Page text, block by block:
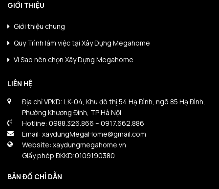
GIỚI THIỆU
Giới thiệu chung
Quy Trình làm việc tại Xây Dựng Megahome
Vì Sao nên chọn Xây Dựng Megahome
LIÊN HỆ
Địa chỉ VPKD: LK-04, Khu đô thị 54 Hạ Đình, ngõ 85 Hạ Đình,
Phường Khương Đình, TP Hà Nội
Hotline: 0988.326.866 – 0917.662.886
Email: xaydungMegaHome@gmail.com
Website: xaydungmegahome.vn
Giấy phép ĐKKD:0109190380
BẢN ĐỒ CHỈ DẪN